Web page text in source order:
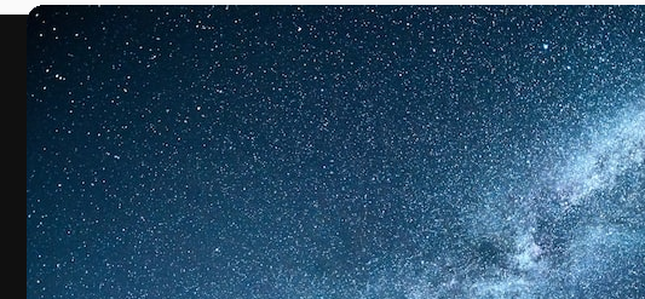
動画
映像素材
モーショングラフィックス
動画テンプレート
アイコン
3D モデル
フォント
最高のクリエイティブ制作を導くためのプラ
ットフォーム。クリエイター、企業、代理
店、スタジオを含む100万人以上が利用して
います。
日本語
製品
Spaces
AI アシスタント
AI 画像生成ツール
AI 動画生成ツール
AI 音声合成ツール